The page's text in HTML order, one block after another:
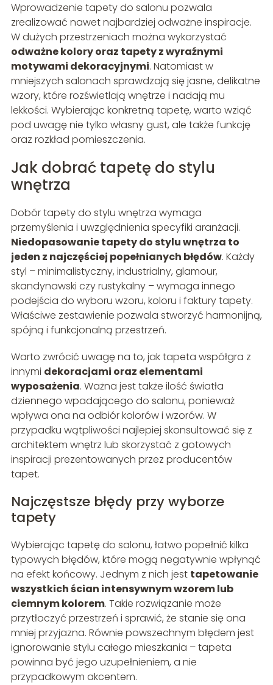
Wprowadzenie tapety do salonu pozwala
zrealizować nawet najbardziej odważne inspiracje.
W dużych przestrzeniach można wykorzystać
odważne kolory oraz tapety z wyraźnymi
motywami dekoracyjnymi. Natomiast w
mniejszych salonach sprawdzają się jasne, delikatne
wzory, które rozświetlają wnętrze i nadają mu
lekkości. Wybierając konkretną tapetę, warto wziąć
pod uwagę nie tylko własny gust, ale także funkcję
oraz rozkład pomieszczenia.
Jak dobrać tapetę do stylu
wnętrza
Dobór tapety do stylu wnętrza wymaga
przemyślenia i uwzględnienia specyfiki aranżacji.
Niedopasowanie tapety do stylu wnętrza to
jeden z najczęściej popełnianych błędów. Każdy
styl – minimalistyczny, industrialny, glamour,
skandynawski czy rustykalny – wymaga innego
podejścia do wyboru wzoru, koloru i faktury tapety.
Właściwe zestawienie pozwala stworzyć harmonijną,
spójną i funkcjonalną przestrzeń.
Warto zwrócić uwagę na to, jak tapeta współgra z
innymi dekoracjami oraz elementami
wyposażenia. Ważna jest także ilość światła
dziennego wpadającego do salonu, ponieważ
wpływa ona na odbiór kolorów i wzorów. W
przypadku wątpliwości najlepiej skonsultować się z
architektem wnętrz lub skorzystać z gotowych
inspiracji prezentowanych przez producentów
tapet.
Najczęstsze błędy przy wyborze
tapety
Wybierając tapetę do salonu, łatwo popełnić kilka
typowych błędów, które mogą negatywnie wpłynąć
na efekt końcowy. Jednym z nich jest tapetowanie
wszystkich ścian intensywnym wzorem lub
ciemnym kolorem. Takie rozwiązanie może
przytłoczyć przestrzeń i sprawić, że stanie się ona
mniej przyjazna. Równie powszechnym błędem jest
ignorowanie stylu całego mieszkania – tapeta
powinna być jego uzupełnieniem, a nie
przypadkowym akcentem.